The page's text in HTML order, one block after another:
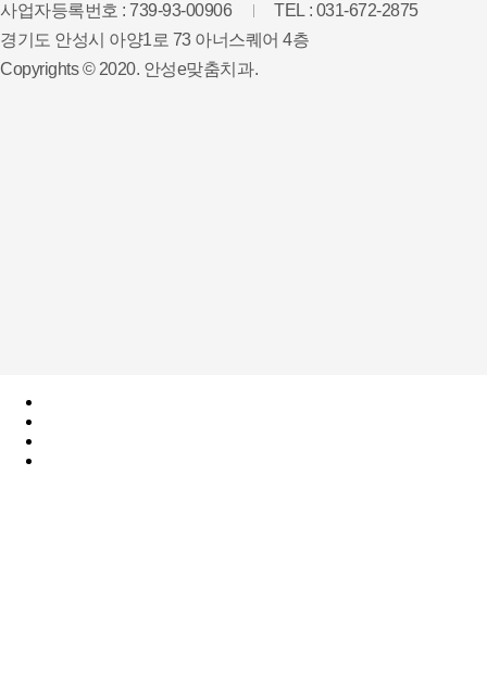
사업자등록번호 : 739-93-00906
TEL : 031-672-2875
경기도 안성시 아양1로 73 아너스퀘어 4층
Copyrights © 2020. 안성e맞춤치과.